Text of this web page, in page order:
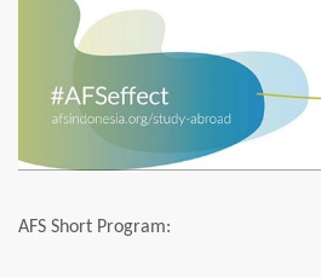
AFS Short Program: